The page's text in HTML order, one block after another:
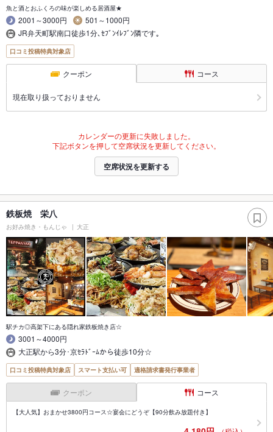
魚と酒とおふくろの味が楽しめる居酒屋★
2001～3000円
501～1000円
JR弁天町駅南口徒歩1分､ｾﾌﾞﾝｲﾚﾌﾞﾝ隣です｡
口コミ投稿特典対象店
クーポン コース
現在取り扱っておりません
カレンダーの更新に失敗しました。
下記ボタンを押して空席状況を更新してください。
空席状況を更新する
鉄板焼 栄八
お好み焼き・もんじゃ 大正
駅チカ◎高架下にある隠れ家鉄板焼き店☆
3001～4000円
大正駅から3分･京ｾﾗﾄﾞｰﾑから徒歩10分☆
口コミ投稿特典対象店 スマート支払い可 適格請求書発行事業者
クーポン コース
【大人気】おまかせ3800円コース☆宴会にどうぞ【90分飲み放題付き】